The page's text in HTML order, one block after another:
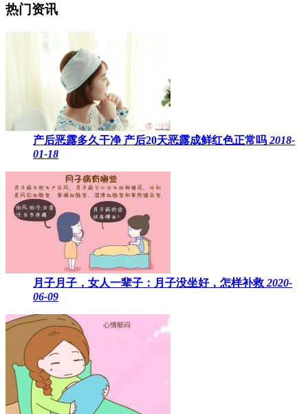
热门资讯
产后恶露多久干净 产后20天恶露成鲜红色正常吗 2018-
01-18
月子月子，女人一辈子：月子没坐好，怎样补救 2020-
06-09